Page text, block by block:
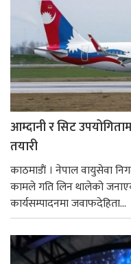
आम्दानी र सिट
तयारी
काठमाडाैं । नेपाल वायुसेवा
कामले गति लिन थालेको
कार्यसम्पादनमा जवाफदेहिता...